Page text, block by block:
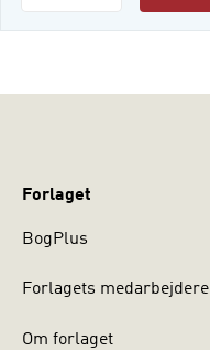
Forlaget
BogPlus
Forlagets medarbejdere
Om forlaget